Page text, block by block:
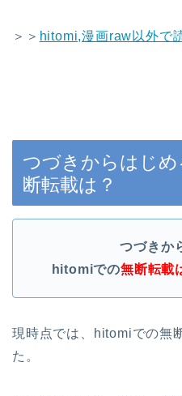
＞＞ hitomi,漫画raw以外で
つづきからはじ
断転載は？
つづきか
hitomiでの無断転載
現時点では、hitomiでの無
た。